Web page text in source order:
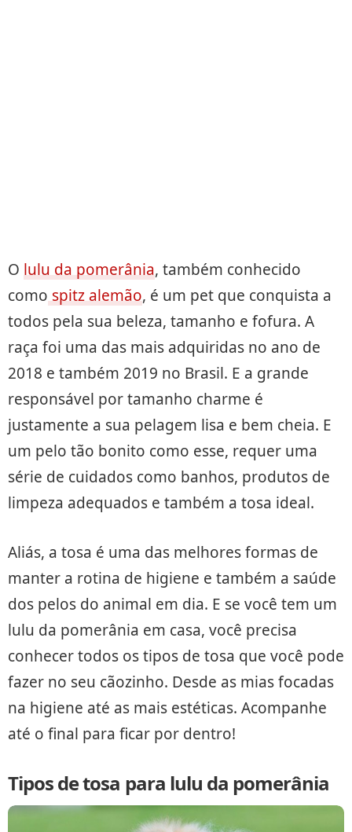
O lulu da pomerânia, também conhecido
como spitz alemão, é um pet que conquista a
todos pela sua beleza, tamanho e fofura. A
raça foi uma das mais adquiridas no ano de
2018 e também 2019 no Brasil. E a grande
responsável por tamanho charme é
justamente a sua pelagem lisa e bem cheia. E
um pelo tão bonito como esse, requer uma
série de cuidados como banhos, produtos de
limpeza adequados e também a tosa ideal.
Aliás, a tosa é uma das melhores formas de
manter a rotina de higiene e também a saúde
dos pelos do animal em dia. E se você tem um
lulu da pomerânia em casa, você precisa
conhecer todos os tipos de tosa que você pode
fazer no seu cãozinho. Desde as mias focadas
na higiene até as mais estéticas. Acompanhe
até o final para ficar por dentro!
Tipos de tosa para lulu da pomerânia